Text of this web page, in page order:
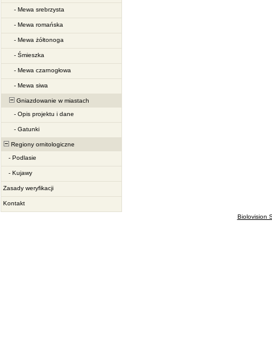
- Mewa srebrzysta
- Mewa romańska
- Mewa żółtonoga
- Śmieszka
- Mewa czarnogłowa
- Mewa siwa
Gniazdowanie w miastach
- Opis projektu i dane
- Gatunki
Regiony ornitologiczne
- Podlasie
- Kujawy
Zasady weryfikacji
Kontakt
Biolovision